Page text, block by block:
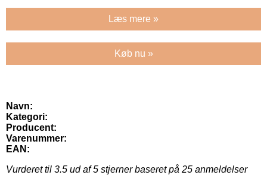
Læs mere »
Køb nu »
Navn:
Kategori:
Producent:
Varenummer:
EAN:
Vurderet til 3.5 ud af 5 stjerner baseret på 25 anmeldelser